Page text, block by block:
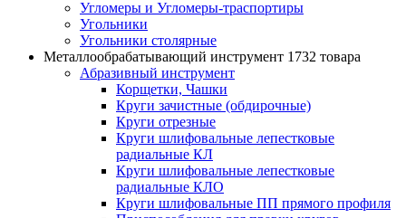
Угломеры и Угломеры-траспортиры
Угольники
Угольники столярные
Металлообрабатывающий инструмент 1732 товара
Абразивный инструмент
Корщетки, Чашки
Круги зачистные (обдирочные)
Круги отрезные
Круги шлифовальные лепестковые
радиальные КЛ
Круги шлифовальные лепестковые
радиальные КЛО
Круги шлифовальные ПП прямого профиля